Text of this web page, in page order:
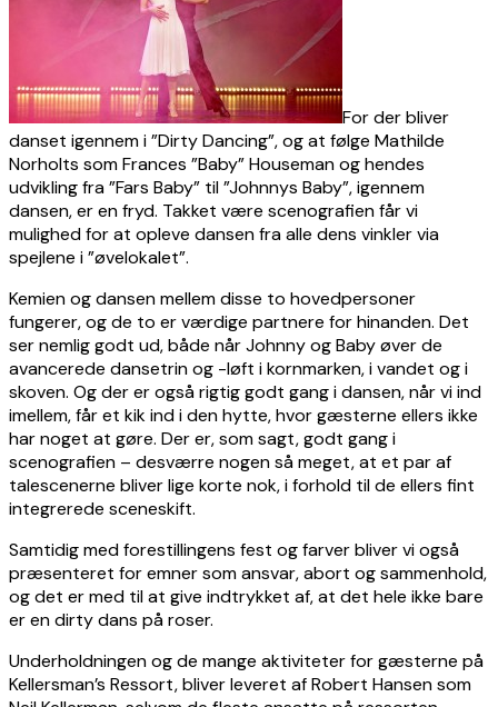
For der bliver
danset igennem i ”Dirty Dancing”, og at følge Mathilde
Norholts som Frances ”Baby” Houseman og hendes
udvikling fra ”Fars Baby” til ”Johnnys Baby”, igennem
dansen, er en fryd. Takket være scenografien får vi
mulighed for at opleve dansen fra alle dens vinkler via
spejlene i ”øvelokalet”.
Kemien og dansen mellem disse to hovedpersoner
fungerer, og de to er værdige partnere for hinanden. Det
ser nemlig godt ud, både når Johnny og Baby øver de
avancerede dansetrin og -løft i kornmarken, i vandet og i
skoven. Og der er også rigtig godt gang i dansen, når vi ind
imellem, får et kik ind i den hytte, hvor gæsterne ellers ikke
har noget at gøre. Der er, som sagt, godt gang i
scenografien – desværre nogen så meget, at et par af
talescenerne bliver lige korte nok, i forhold til de ellers fint
integrerede sceneskift.
Samtidig med forestillingens fest og farver bliver vi også
præsenteret for emner som ansvar, abort og sammenhold,
og det er med til at give indtrykket af, at det hele ikke bare
er en dirty dans på roser.
Underholdningen og de mange aktiviteter for gæsterne på
Kellersman’s Ressort, bliver leveret af Robert Hansen som